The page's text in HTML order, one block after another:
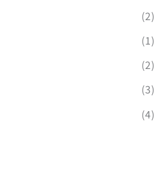
(2)
(1)
(2)
(3)
(4)